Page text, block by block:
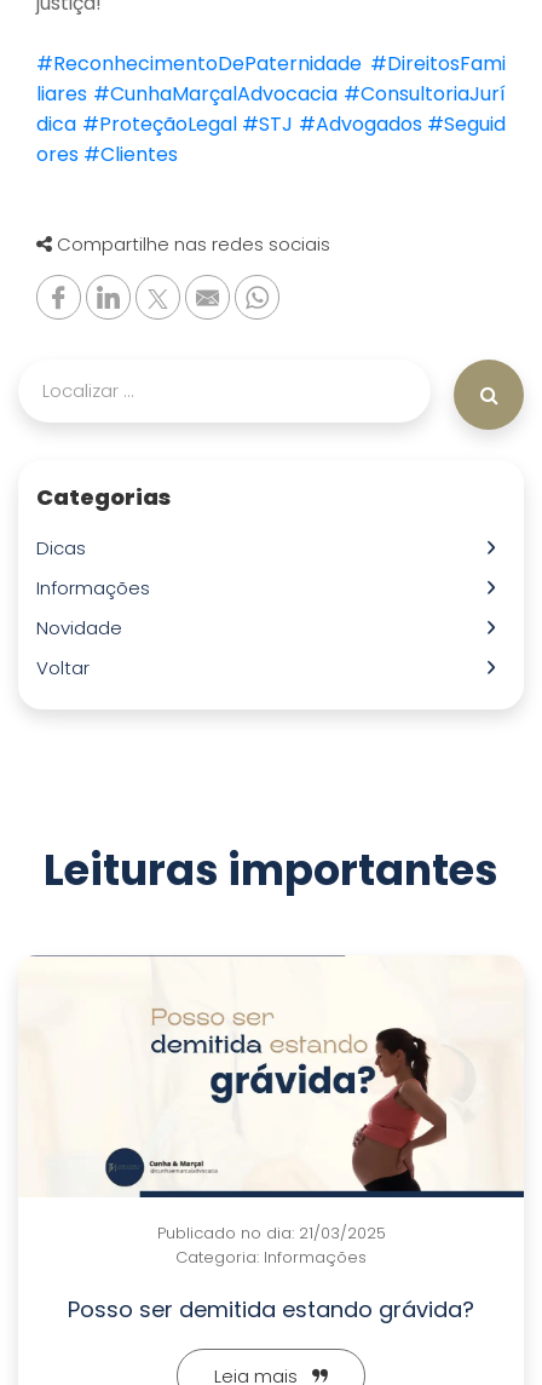
#ReconhecimentoDePaternidade #DireitosFami
liares #CunhaMarçalAdvocacia #ConsultoriaJurí
dica #ProteçãoLegal #STJ #Advogados #Seguid
ores #Clientes
Compartilhe nas redes sociais
Categorias
Dicas
Informações
Novidade
Voltar
Leituras importantes
estando grávida?
💡DIREITOS